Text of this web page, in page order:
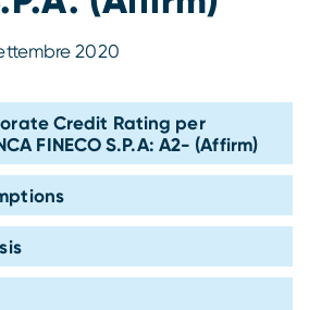
2020
Credit Rating per
FINECO S.P.A: A2- (Affirm)